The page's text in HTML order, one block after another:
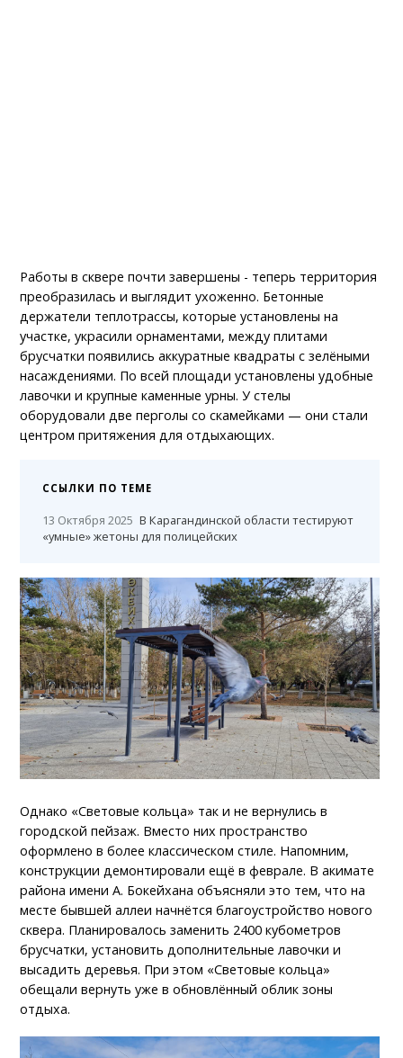
Работы в сквере почти завершены - теперь территория
преобразилась и выглядит ухоженно. Бетонные
держатели теплотрассы, которые установлены на
участке, украсили орнаментами, между плитами
брусчатки появились аккуратные квадраты с зелёными
насаждениями. По всей площади установлены удобные
лавочки и крупные каменные урны. У стелы
оборудовали две перголы со скамейками — они стали
центром притяжения для отдыхающих.
ССЫЛКИ ПО ТЕМЕ
13 Октября 2025 В Карагандинской области тестируют
«умные» жетоны для полицейских
Однако «Световые кольца» так и не вернулись в
городской пейзаж. Вместо них пространство
оформлено в более классическом стиле. Напомним,
конструкции демонтировали ещё в феврале. В акимате
района имени А. Бокейхана объясняли это тем, что на
месте бывшей аллеи начнётся благоустройство нового
сквера. Планировалось заменить 2400 кубометров
брусчатки, установить дополнительные лавочки и
высадить деревья. При этом «Световые кольца»
обещали вернуть уже в обновлённый облик зоны
отдыха.